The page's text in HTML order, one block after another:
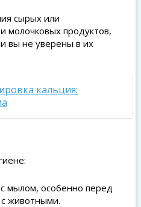
сырых или
молочковых продуктов,
вы не уверены в их
кальция:
мылом, особенно перед
животными.